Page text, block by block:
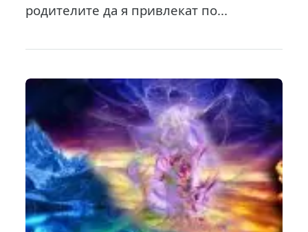
родителите да я привлекат по...